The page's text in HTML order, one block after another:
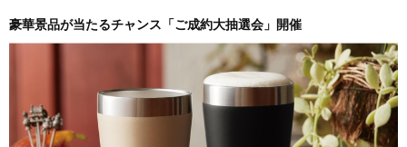
豪華景品が当たるチャンス「ご成約大抽選会」開催